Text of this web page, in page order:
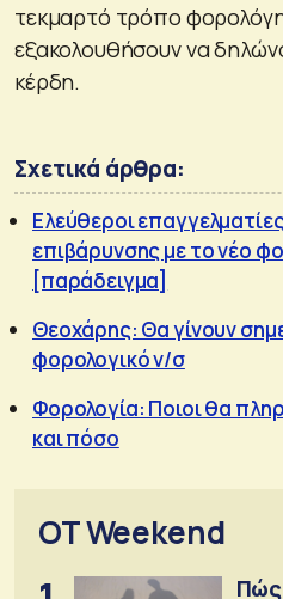
τεκμαρτό τρόπο
εξακολουθήσουν να
κέρδη.
Σχετικά άρθρα:
Ελεύθεροι
επιβάρυνσης με το νέο
[παράδειγμα]
Θεοχάρης: Θα γίνουν
φορολογικό ν/σ
Φορολογία: Ποιοι θα
και πόσο
OT Weekend
Πώς